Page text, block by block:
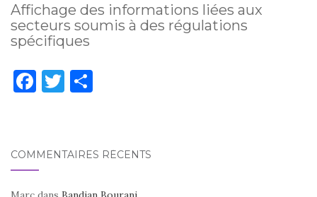
Affichage des informations liées aux
secteurs soumis à des régulations
spécifiques
F
e
b
T
te g
COMMENTAIRES RÉCENTS